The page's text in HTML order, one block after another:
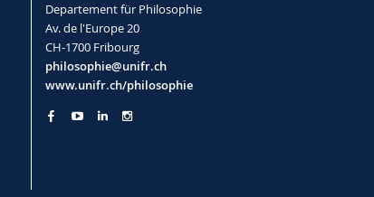
Departement für Philosophie
Av. de l'Europe 20
CH-1700 Fribourg
philosophie@unifr.ch
www.unifr.ch/philosophie